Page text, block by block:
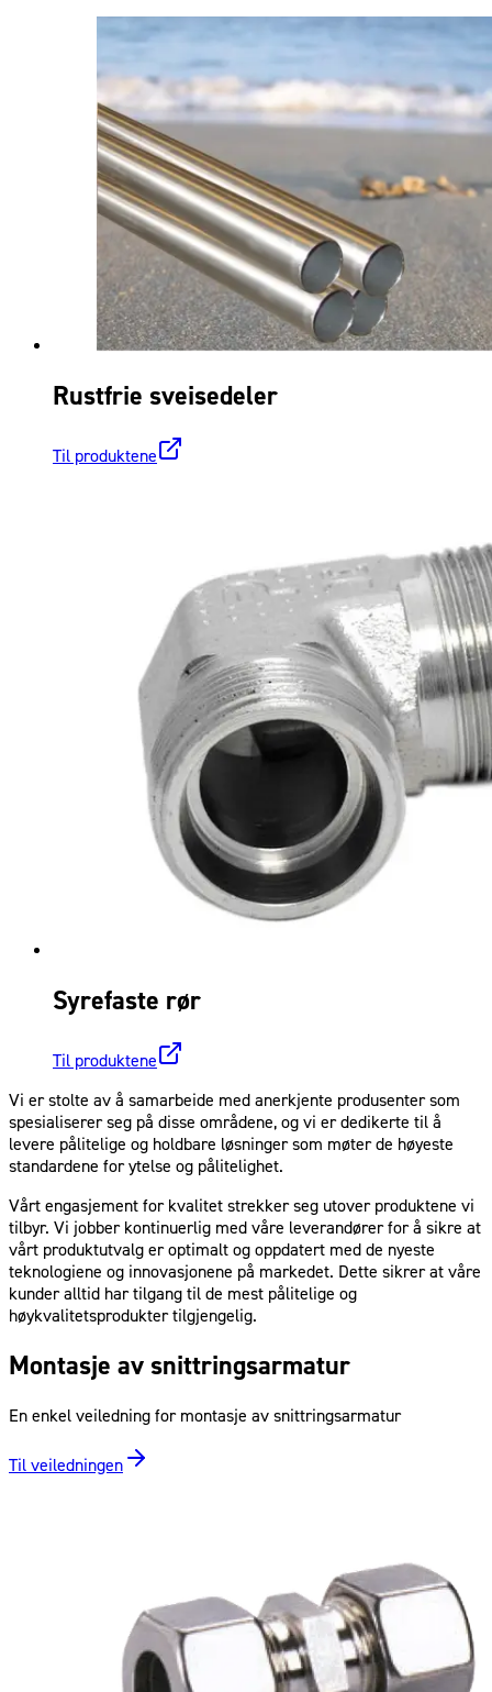
Rustfrie sveisedeler
Til produktene
Syrefaste rør
Til produktene
Vi er stolte av å samarbeide med anerkjente produsenter som
spesialiserer seg på disse områdene, og vi er dedikerte til å
levere pålitelige og holdbare løsninger som møter de høyeste
standardene for ytelse og pålitelighet.
Vårt engasjement for kvalitet strekker seg utover produktene vi
tilbyr. Vi jobber kontinuerlig med våre leverandører for å sikre at
vårt produktutvalg er optimalt og oppdatert med de nyeste
teknologiene og innovasjonene på markedet. Dette sikrer at våre
kunder alltid har tilgang til de mest pålitelige og
høykvalitetsprodukter tilgjengelig.
Montasje av snittringsarmatur
En enkel veiledning for montasje av snittringsarmatur
Til veiledningen